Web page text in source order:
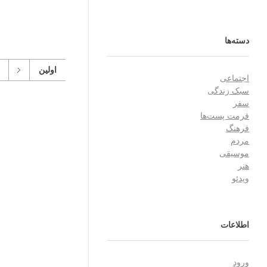
اولین
دسته‌ها
اجتماعی
سبک زندگی
سفر
فرمت پست‌ها
فرهنگ
مردم
موسیقی
هنر
ویدئو
اطلاعات
ورود